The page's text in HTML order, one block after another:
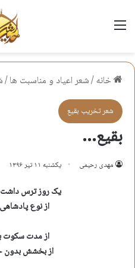
منو
خانه/شعر اعياد و مناسبت ها/
شعر تخريب بقيع
بقیع…
مهدی رحیمی یکشنبه ۱۱ تیر ۱۳۹۶
یک روز ترس داشت
از نوع
از مدت سکوت
از بخشش بدون